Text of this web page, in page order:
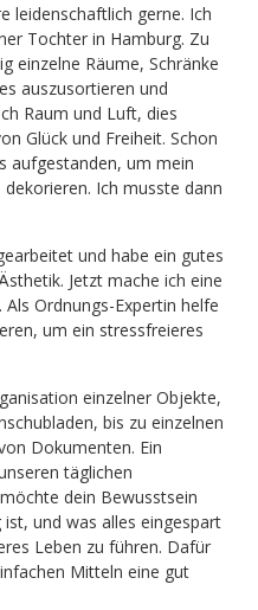
leidenschaftlich gerne. Ich
Tochter in Hamburg. Zu
einzelne Räume, Schränke
auszusortieren und
Raum und Luft, dies
Glück und Freiheit. Schon
aufgestanden, um mein
Ich musste dann
und habe ein gutes
Jetzt mache ich eine
Ordnungs-Expertin helfe
um ein stressfreieres
einzelner Objekte,
bis zu einzelnen
Dokumenten. Ein
täglichen
dein Bewusstsein
und was alles eingespart
Leben zu führen. Dafür
Mitteln eine gut